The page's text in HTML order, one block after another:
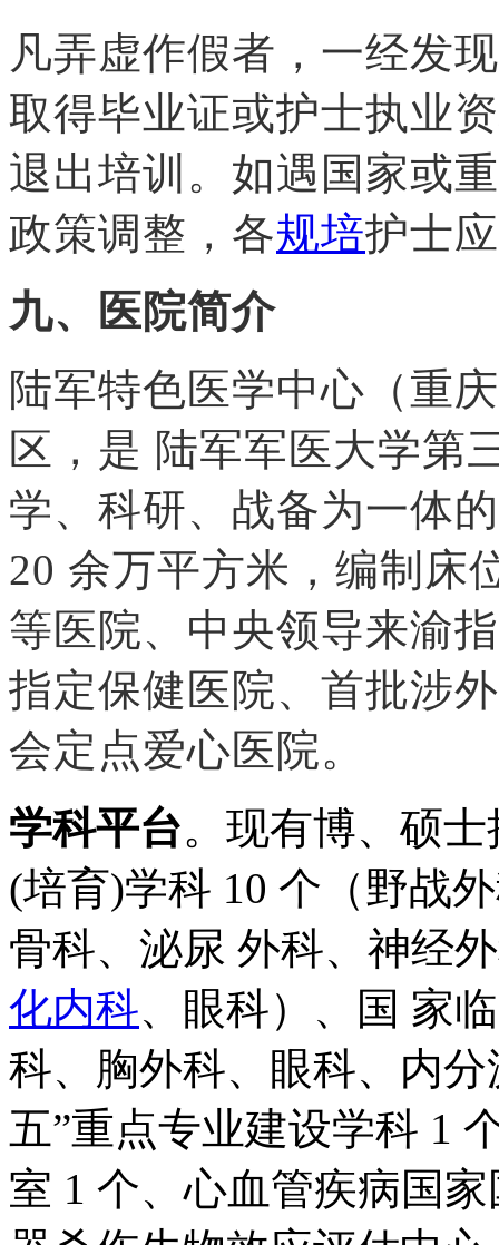
凡弄虚作假者，一经发
取得毕业证或护士执业
退出培训。如遇国家或
政策调整，各规培护士
九、医院简介
陆军特色医学中心（重
区，是 陆军军医大学第
学、科研、战备为一体
20 余万平方米，编制床
等医院、中央领导来渝
指定保健医院、首批涉
会定点爱心医院。
学科平台。现有博、硕
(培育)学科 10 个（野战
骨科、泌尿 外科、神经
化内科、眼科）、国 家
科、胸外科、眼科、内
五”重点专业建设学科 1
室 1 个、心血管疾病国